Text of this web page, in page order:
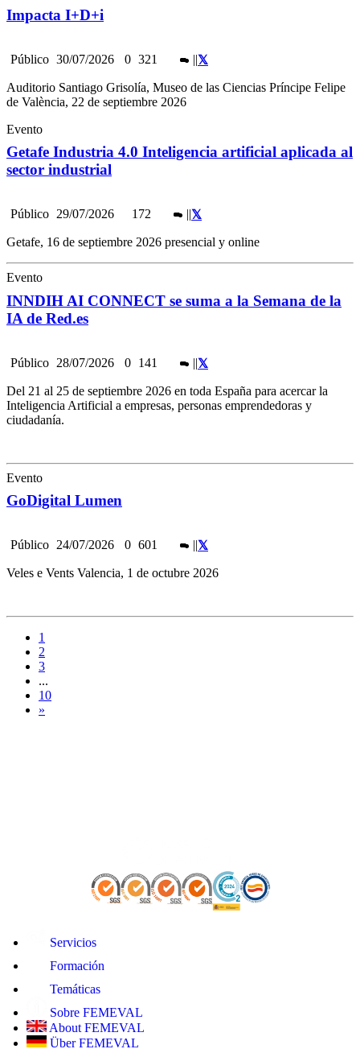
Impacta I+D+i
Público 30/07/2026 0 321 ||
Auditorio Santiago Grisolía, Museo de las Ciencias Príncipe Felipe
de València, 22 de septiembre 2026
Evento
Getafe Industria 4.0 Inteligencia artificial aplicada al
sector industrial
Público 29/07/2026 172 ||
Getafe, 16 de septiembre 2026 presencial y online
Evento
INNDIH AI CONNECT se suma a la Semana de la
IA de Red.es
Público 28/07/2026 0 141 ||
Del 21 al 25 de septiembre 2026 en toda España para acercar la
Inteligencia Artificial a empresas, personas emprendedoras y
ciudadanía.
Evento
GoDigital Lumen
Público 24/07/2026 0 601 ||
Veles e Vents Valencia, 1 de octubre 2026
1
2
3
...
10
»
Servicios
Formación
Temáticas
Sobre FEMEVAL
About FEMEVAL
Über FEMEVAL